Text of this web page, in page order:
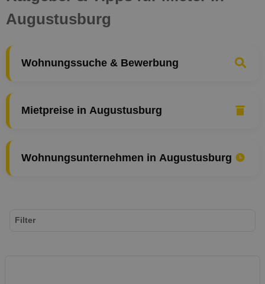
Augustusburg
Wohnungssuche & Bewerbung
Mietpreise in Augustusburg
Wohnungsunternehmen in Augustusburg
Filter